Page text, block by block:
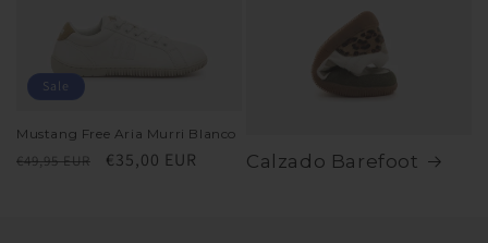
Sale
Mustang Free Aria Murri Blanco
Regular
€49,95 EUR
Sale
€35,00 EUR Calzado Barefoot